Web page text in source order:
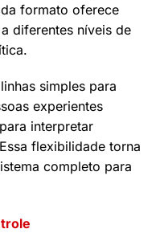
formato oferece
diferentes níveis de
simples para
experientes
interpretar
flexibilidade torna
completo para